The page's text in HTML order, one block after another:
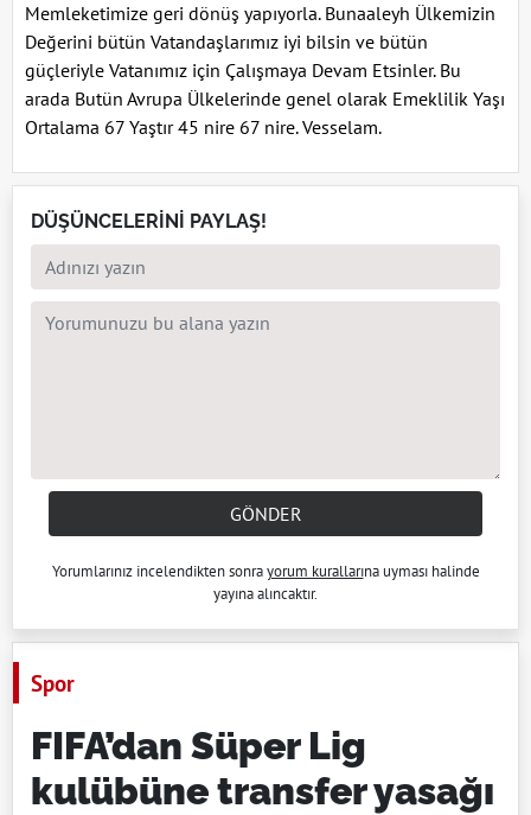
Memleketimize geri dönüş yapıyorla. Bunaaleyh Ülkemizin
Değerini bütün Vatandaşlarımız iyi bilsin ve bütün
güçleriyle Vatanımız için Çalışmaya Devam Etsinler. Bu
arada Butün Avrupa Ülkelerinde genel olarak Emeklilik Yaşı
Ortalama 67 Yaştır 45 nire 67 nire. Vesselam.
DÜŞÜNCELERİNİ PAYLAŞ!
GÖNDER
Yorumlarınız incelendikten sonrayorum kurallarına uyması halinde
yayına alıncaktır.
Spor
FIFA’dan Süper Lig
kulübüne transfer yasağı